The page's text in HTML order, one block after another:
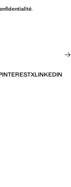
.
XLINKEDIN